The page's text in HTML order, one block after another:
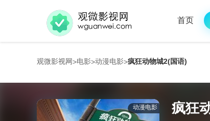
首页
观微影视网>电影>动漫电影>疯狂动物城2(国语)
动漫电影 疯狂